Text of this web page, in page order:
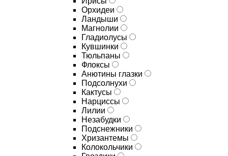
Орхидеи
Ландыши
Магнолии
Гладиолусы
Кувшинки
Тюльпаны
Флоксы
Анютины глазки
Подсолнухи
Кактусы
Нарциссы
Лилии
Незабудки
Подснежники
Хризантемы
Колокольчики